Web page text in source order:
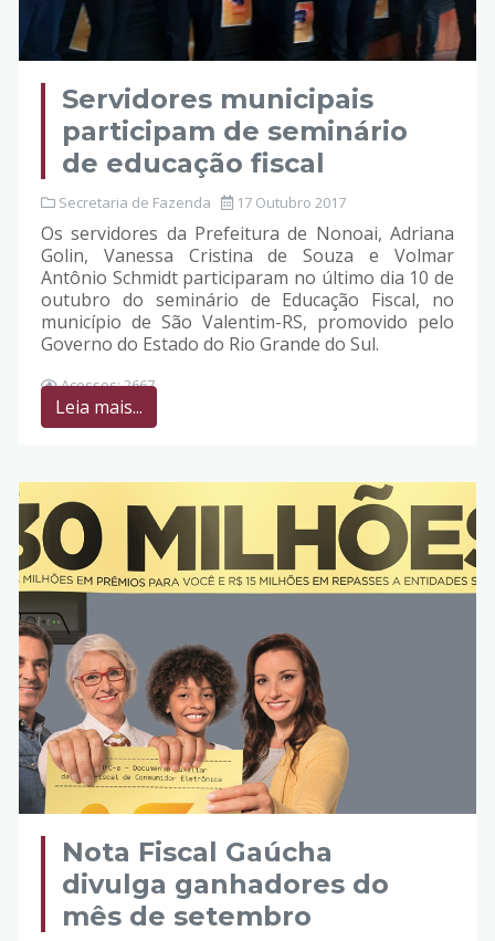
Servidores municipais
participam de seminário
de educação fiscal
Secretaria de Fazenda 17 Outubro 2017
Os servidores da Prefeitura de Nonoai, Adriana
Golin, Vanessa Cristina de Souza e Volmar
Antônio Schmidt participaram no último dia 10 de
outubro do seminário de Educação Fiscal, no
município de São Valentim-RS, promovido pelo
Governo do Estado do Rio Grande do Sul.
Acessos: 2667
Leia mais...
Nota Fiscal Gaúcha
divulga ganhadores do
mês de setembro